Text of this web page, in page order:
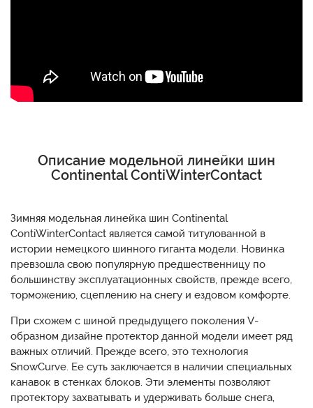
Описание модельной линейки шин
Continental ContiWinterContact
Зимняя модельная линейка шин Continental
ContiWinterContact является самой титулованной в
истории немецкого шинного гиганта модели. Новинка
превзошла свою популярную предшественницу по
большинству эксплуатационных свойств, прежде всего,
торможению, сцеплению на снегу и ездовом комфорте.
При схожем с шиной предыдущего поколения V-
образном дизайне протектор данной модели имеет ряд
важных отличий. Прежде всего, это технология
SnowCurve. Ее суть заключается в наличии специальных
канавок в стенках блоков. Эти элементы позволяют
протектору захватывать и удерживать больше снега,